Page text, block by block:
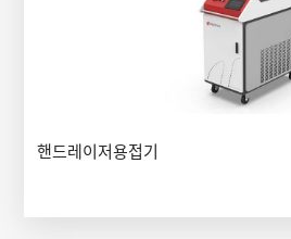
핸드레이저용접기